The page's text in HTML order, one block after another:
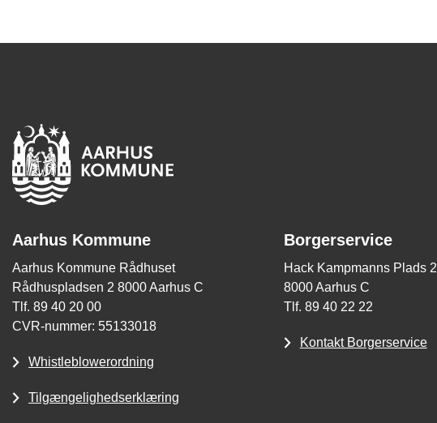
Aarhus Kommune
Aarhus Kommune Rådhuset
Rådhuspladsen 2 8000 Aarhus C
Tlf. 89 40 20 00
CVR-nummer: 55133018
Whistleblowerordning
Tilgængelighedserklæring
Borgerservice
Hack Kampmanns Plads 2
8000 Aarhus C
Tlf. 89 40 22 22
Kontakt Borgerservice